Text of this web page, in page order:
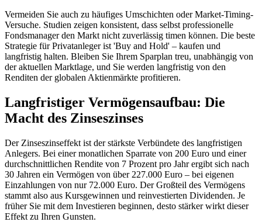
Vermeiden Sie auch zu häufiges Umschichten oder Market-Timing-
Versuche. Studien zeigen konsistent, dass selbst professionelle
Fondsmanager den Markt nicht zuverlässig timen können. Die beste
Strategie für Privatanleger ist 'Buy and Hold' – kaufen und
langfristig halten. Bleiben Sie Ihrem Sparplan treu, unabhängig von
der aktuellen Marktlage, und Sie werden langfristig von den
Renditen der globalen Aktienmärkte profitieren.
Langfristiger Vermögensaufbau: Die
Macht des Zinseszinses
Der Zinseszinseffekt ist der stärkste Verbündete des langfristigen
Anlegers. Bei einer monatlichen Sparrate von 200 Euro und einer
durchschnittlichen Rendite von 7 Prozent pro Jahr ergibt sich nach
30 Jahren ein Vermögen von über 227.000 Euro – bei eigenen
Einzahlungen von nur 72.000 Euro. Der Großteil des Vermögens
stammt also aus Kursgewinnen und reinvestierten Dividenden. Je
früher Sie mit dem Investieren beginnen, desto stärker wirkt dieser
Effekt zu Ihren Gunsten.